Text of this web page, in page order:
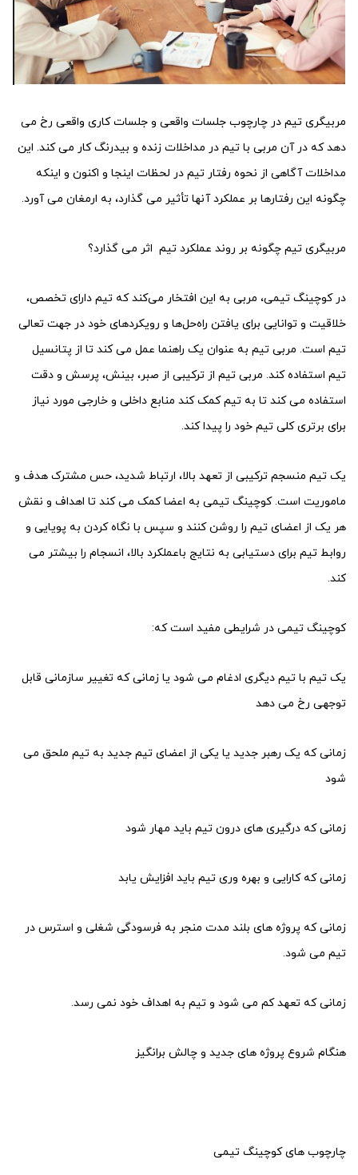
مربیگری تیم در چارچوب جلسات واقعی و جلسات کاری واقعی رخ می
دهد که در آن مربی با تیم در مداخلات زنده و بیدرنگ کار می کند. این
مداخلات آگاهی از نحوه رفتار تیم در لحظات اینجا و اکنون و اینکه
چگونه این رفتارها بر عملکرد آنها تأثیر می گذارد، به ارمغان می آورد.
مربیگری تیم چگونه بر روند عملکرد تیم اثر می گذارد؟
در کوچینگ تیمی، مربی به این افتخار می‌کند که تیم دارای تخصص،
خلاقیت و توانایی برای یافتن راه‌حل‌ها و رویکردهای خود در جهت تعالی
تیم است. مربی تیم به عنوان یک راهنما عمل می کند تا از پتانسیل
تیم استفاده کند. مربی تیم از ترکیبی از صبر، بینش، پرسش و دقت
استفاده می کند تا به تیم کمک کند منابع داخلی و خارجی مورد نیاز
برای برتری کلی تیم خود را پیدا کند.
یک تیم منسجم ترکیبی از تعهد بالا، ارتباط شدید، حس مشترک هدف و
ماموریت است. کوچینگ تیمی به اعضا کمک می کند تا اهداف و نقش
هر یک از اعضای تیم را روشن کنند و سپس با نگاه کردن به پویایی و
روابط تیم برای دستیابی به نتایج باعملکرد بالا، انسجام را بیشتر می
کند.
کوچینگ تیمی در شرایطی مفید است که:
یک تیم با تیم دیگری ادغام می شود یا زمانی که تغییر سازمانی قابل
توجهی رخ می دهد
زمانی که یک رهبر جدید یا یکی از اعضای تیم جدید به تیم ملحق می
شود
زمانی که درگیری های درون تیم باید مهار شود
زمانی که کارایی و بهره وری تیم باید افزایش یابد
زمانی که پروژه های بلند مدت منجر به فرسودگی شغلی و استرس در
تیم می شود.
زمانی که تعهد کم می شود و تیم به اهداف خود نمی رسد.
هنگام شروع پروژه های جدید و چالش برانگیز
چارچوب های کوچینگ تیمی